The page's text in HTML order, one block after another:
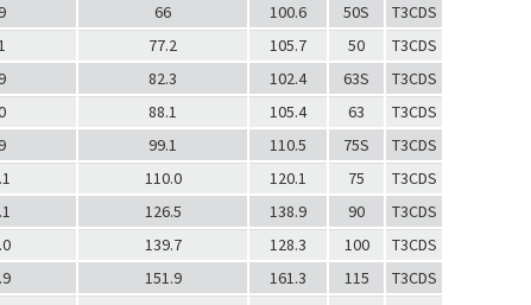
66 100.6 50S T3CDS
77.2 105.7 50 T3CDS
82.3 102.4 63S T3CDS
88.1 105.4 63 T3CDS
99.1 110.5 75S T3CDS
110.0 120.1 75 T3CDS
126.5 138.9 90 T3CDS
139.7 128.3 100 T3CDS
151.9 161.3 115 T3CDS